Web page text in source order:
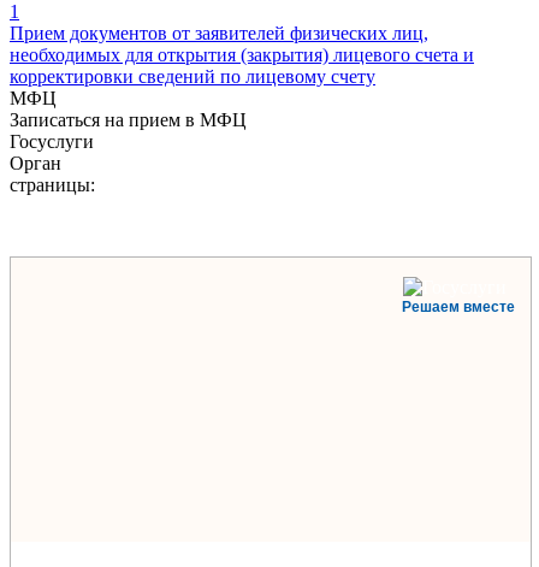
1
Прием документов от заявителей физических лиц,
необходимых для открытия (закрытия) лицевого счета и
корректировки сведений по лицевому счету
МФЦ
Записаться на прием в МФЦ
Госуслуги
Орган
страницы:
Решаем вместе